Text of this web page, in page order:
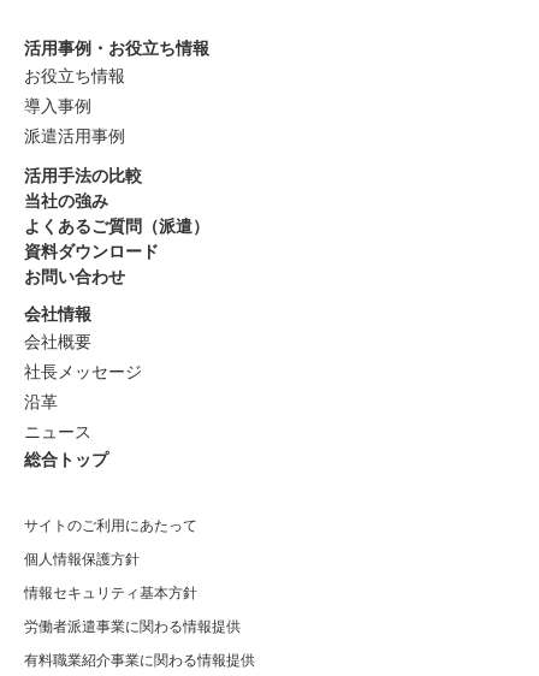
活用事例・お役立ち情報
お役立ち情報
導入事例
派遣活用事例
活用手法の比較
当社の強み
よくあるご質問（派遣）
資料ダウンロード
お問い合わせ
会社情報
会社概要
社長メッセージ
沿革
ニュース
総合トップ
サイトのご利用にあたって
個人情報保護方針
情報セキュリティ基本方針
労働者派遣事業に関わる情報提供
有料職業紹介事業に関わる情報提供